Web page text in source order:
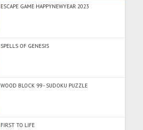
ESCAPE GAME HAPPYNEWYEAR 2023
SPELLS OF GENESIS
WOOD BLOCK 99 - SUDOKU PUZZLE
FIRST TO LIFE